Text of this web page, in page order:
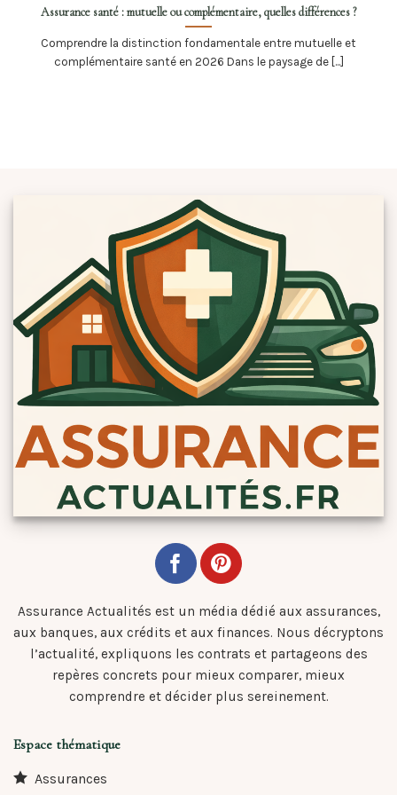
Assurance santé : mutuelle ou complémentaire, quelles différences ?
Comprendre la distinction fondamentale entre mutuelle et
complémentaire santé en 2026 Dans le paysage de [...]
Assurance Actualités est un média dédié aux assurances,
aux banques, aux crédits et aux finances. Nous décryptons
l’actualité, expliquons les contrats et partageons des
repères concrets pour mieux comparer, mieux
comprendre et décider plus sereinement.
Espace thématique
Assurances